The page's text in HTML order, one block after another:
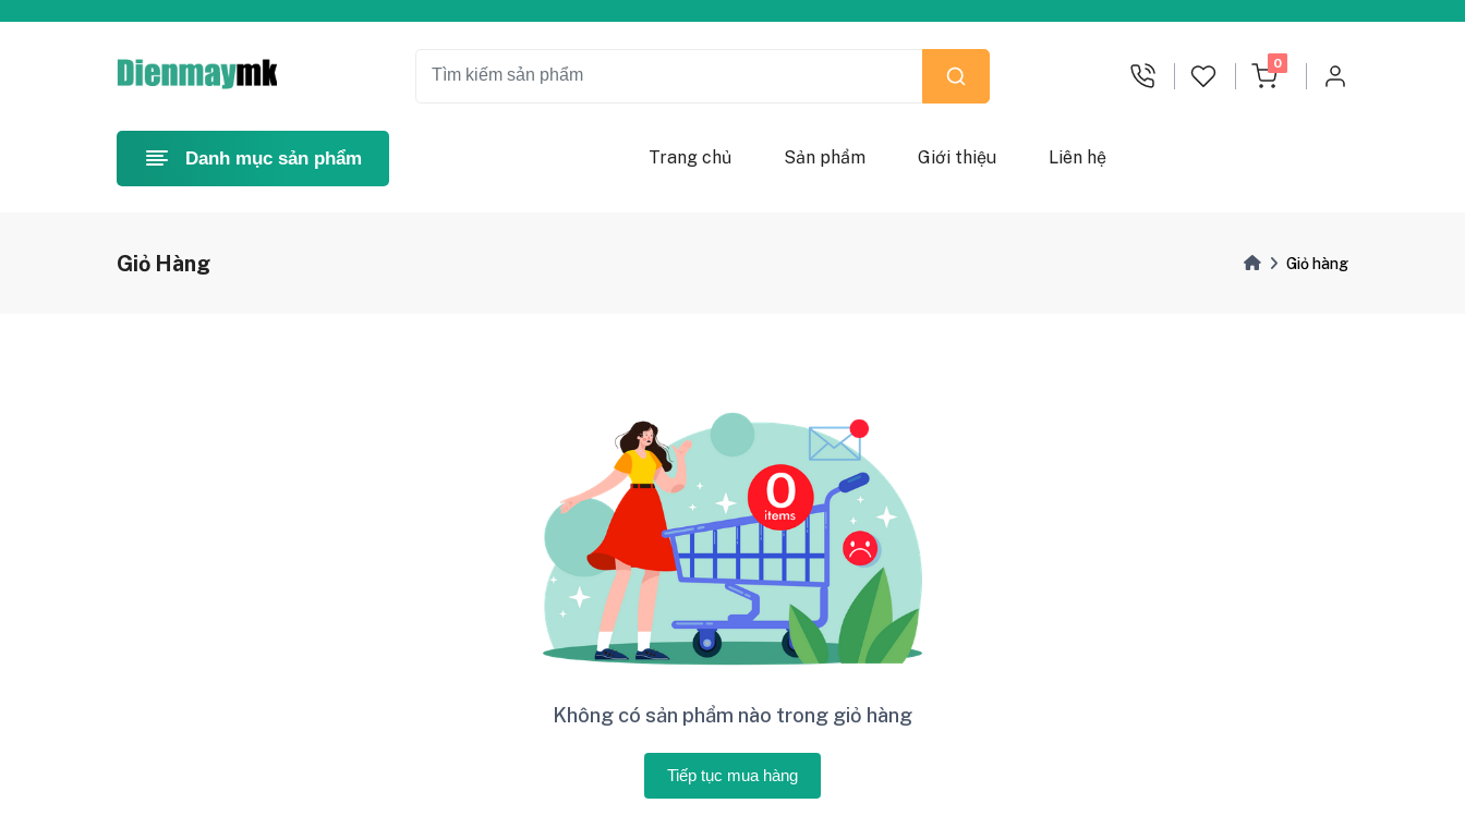
0
chưa đọc
Danh mục sản phẩm Trang chủ Sản phẩm Giới thiệu Liên hệ
Giỏ Hàng Giỏ hàng
Không có sản phẩm nào trong giỏ hàng
Tiếp tục mua hàng